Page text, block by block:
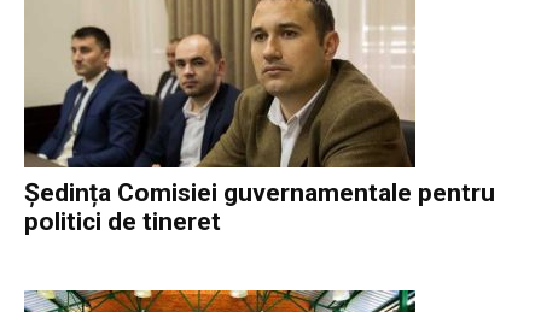
Ședința Comisiei guvernamentale pentru
politici de tineret